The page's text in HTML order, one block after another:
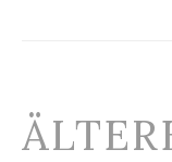
Beitrags-